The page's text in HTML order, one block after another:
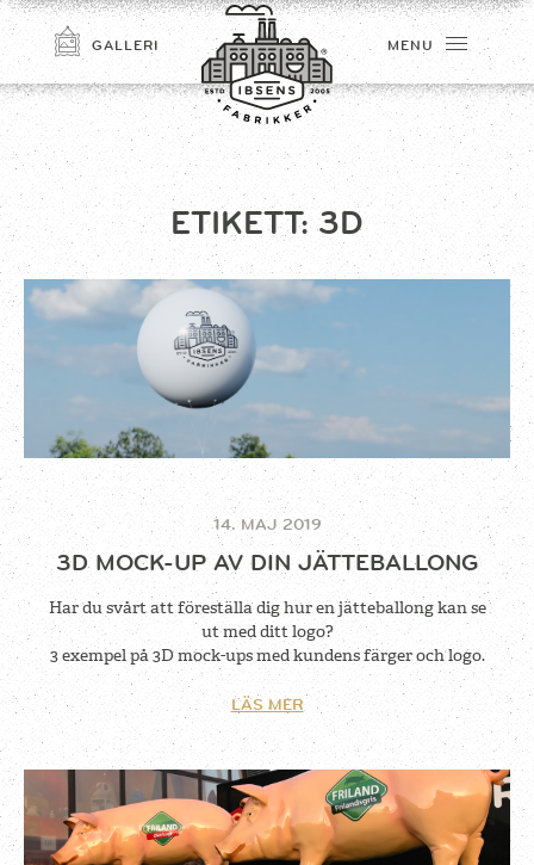
GALLERI MENU
ETIKETT:3D
14. MAJ 2019
3D MOCK-UP AV DIN JÄTTEBALLONG
Har du svårt att föreställa dig hur en jätteballong kan se
ut med ditt logo?
3 exempel på 3D mock-ups med kundens färger och logo.
LÄS MER